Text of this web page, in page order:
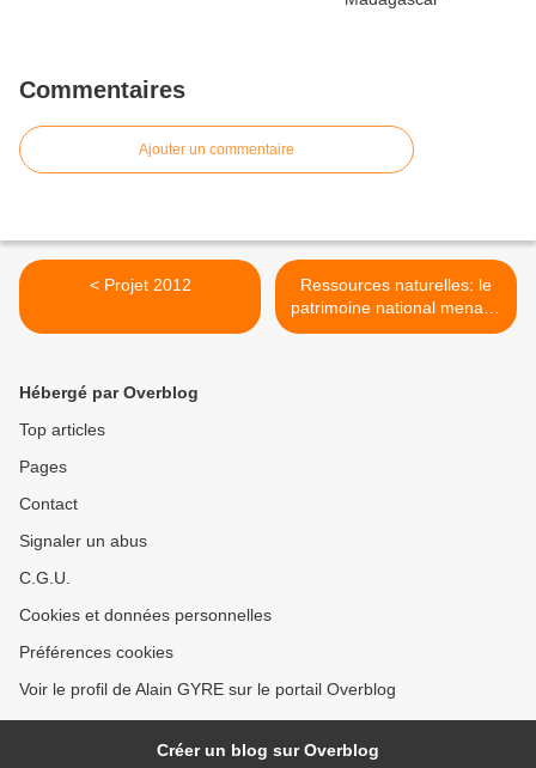
Commentaires
Ajouter un commentaire
< Projet 2012
Ressources naturelles: le
patrimoine national menacé
>
Hébergé par Overblog
Top articles
Pages
Contact
Signaler un abus
C.G.U.
Cookies et données personnelles
Préférences cookies
Voir le profil de Alain GYRE sur le portail Overblog
Créer un blog sur Overblog